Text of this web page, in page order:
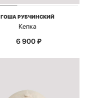
ГОША РУБЧИНСКИЙ
Кепка
6 900₽